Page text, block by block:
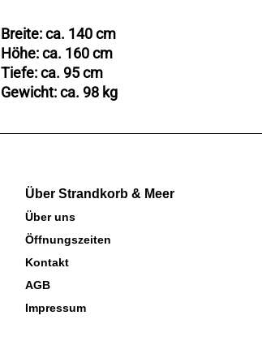
Breite: ca. 140 cm
Höhe: ca. 160 cm
Tiefe: ca. 95 cm
Gewicht: ca. 98 kg
Über Strandkorb & Meer
Über uns
Öffnungszeiten
Kontakt
AGB
Impressum